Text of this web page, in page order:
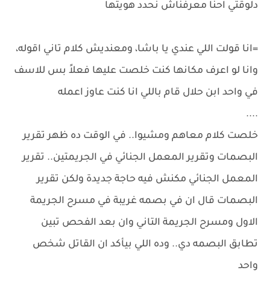
دلوقتي احنا معرفناش نحدد هويتها
=انا قولت اللي عندي يا باشا، ومعنديش كلام تاني اقوله،
وانا لو اعرف مكانها كنت خلصت عليها فعلاً بس للاسف
في واحد ابن حلال قام باللي انا كنت عاوز اعمله
....
خلصت كلام معاهم ومشيوا.. في الوقت ده ظهر تقرير
البصمات وتقرير المعمل الجنائي في الجريمتين.. تقرير
المعمل الجنائي مكنش فيه حاجة جديدة ولكن تقرير
البصمات قال ان في بصمه غريبة في مسرح الجريمة
الاول ومسرح الجريمة التاني وان بعد الفحص تبين
تطابق البصمه دي.. وده اللي بيأكد ان القاتل شخص
واحد